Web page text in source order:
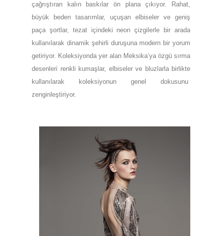
çağrıştıran kalın baskılar ön plana çıkıyor. Rahat,
büyük beden tasarımlar, uçuşan elbiseler ve geniş
paça şortlar, tezat içindeki neon çizgilerle bir arada
kullanılarak dinamik şehirli duruşuna modern bir yorum
getiriyor. Koleksiyonda yer alan Meksika’ya özgü sırma
desenleri renkli kumaşlar, elbiseler ve bluzlarla birlikte
kullanılarak koleksiyonun genel dokusunu
zenginleştiriyor.